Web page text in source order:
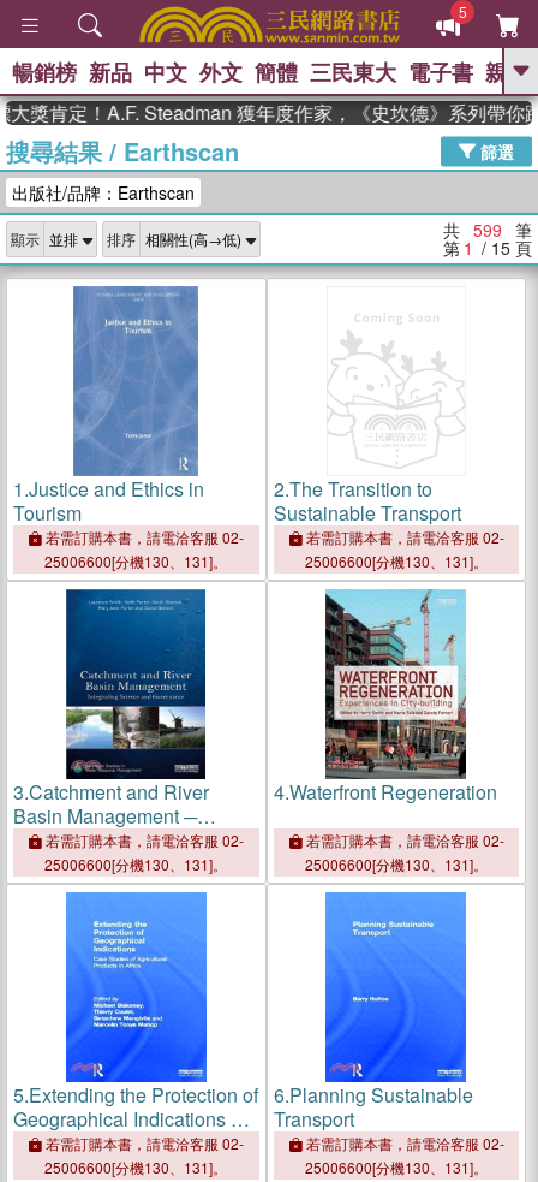
5
GO
熱搜： 高希均教授回憶錄
、 The Odyssey 、 父親節 、 如果歷
獎 臺灣漫遊錄 、 方念華 、 台灣的李
登輝時代
數學女孩：黎曼猜想 、
偉大的迷走神經
暢銷榜 新品 中文 外文 簡體 三民東大 電子書 親子
！A.F. Steadman 獲年度作家，《史坎德》系列帶你踏上熱
搜尋結果/ Earthscan
篩選
出版社/品牌：Earthscan
顯示 排序 共 599 筆
第 1 / 15 頁
1.Justice and Ethics in
Tourism
若需訂購本書，請電洽客服 02-
25006600[分機130、131]。
2.The Transition to
Sustainable Transport
若需訂購本書，請電洽客服 02-
25006600[分機130、131]。
3.Catchment and River
Basin Management ─
Integrating Science and
Governance
若需訂購本書，請電洽客服 02-
25006600[分機130、131]。
4.Waterfront Regeneration
若需訂購本書，請電洽客服 02-
25006600[分機130、131]。
5.Extending the Protection of
Geographical Indications ─
Case Studies of Agricultural
Products in Africa
若需訂購本書，請電洽客服 02-
25006600[分機130、131]。
6.Planning Sustainable
Transport
若需訂購本書，請電洽客服 02-
25006600[分機130、131]。